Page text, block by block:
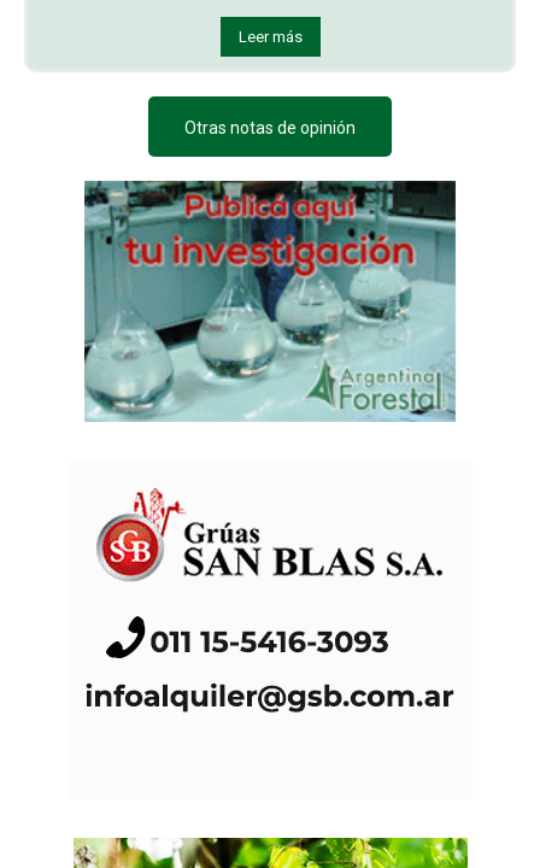
Leer más
Otras notas de opinión